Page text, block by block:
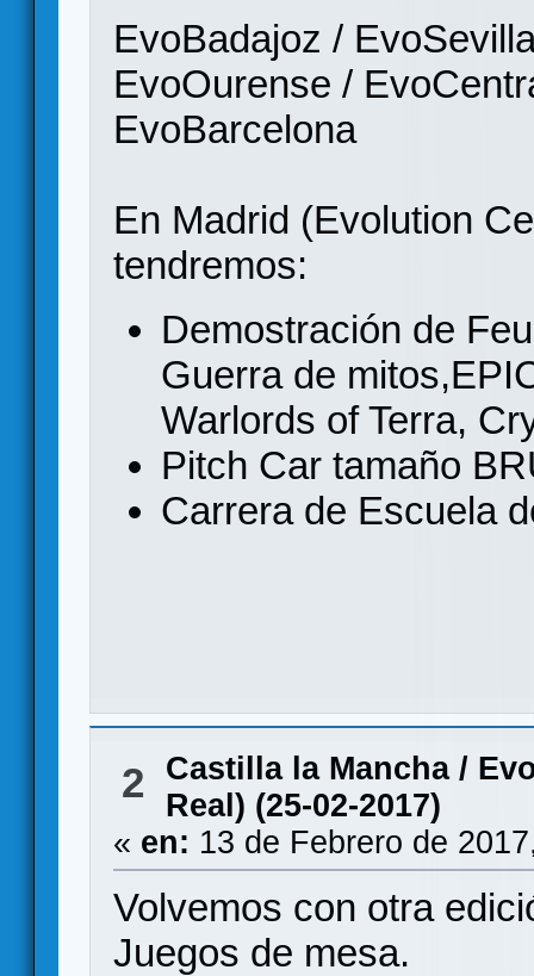
EvoBadajoz /
EvoOurense /
EvoBarcelona
En Madrid (Evolution
tendremos:
Demostración de
Guerra de
Warlords of Terra,
Pitch Car tamaño
Carrera de Escuela
2 Castilla la Mancha/
Real) (25-02-2017)
« en: 13 de Febrero de
Volvemos con otra
Juegos de mesa.